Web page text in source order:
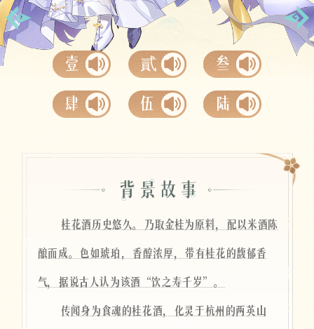
壹 貳
叁
肆
伍 陆
桂花酒历史悠久。乃取金桂为原料，配以米酒陈
酿而成。色如琥珀，香醇浓厚，带有桂花的馥郁香
气，据说古人认为该酒“饮之寿千岁”。
传闻身为食魂的桂花酒，化灵于杭州的两英山